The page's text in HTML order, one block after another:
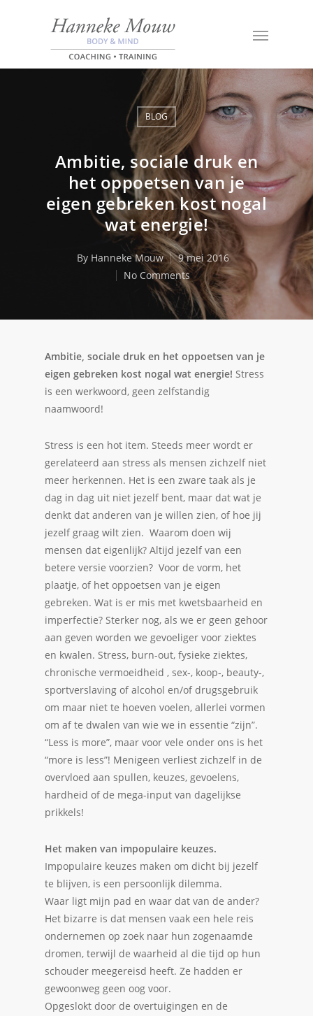
BLOG
Ambitie, sociale druk en
het oppoetsen van je
eigen gebreken kost nogal
wat energie!
By Hanneke Mouw
9 mei 2016
No Comments
Ambitie, sociale druk en het oppoetsen van je
eigen gebreken kost nogal wat energie! Stress
is een werkwoord, geen zelfstandig
naamwoord!
Stress is een hot item. Steeds meer wordt er
gerelateerd aan stress als mensen zichzelf niet
meer herkennen. Het is een zware taak als je
dag in dag uit niet jezelf bent, maar dat wat je
denkt dat anderen van je willen zien, of hoe jij
jezelf graag wilt zien. Waarom doen wij
mensen dat eigenlijk? Altijd jezelf van een
betere versie voorzien? Voor de vorm, het
plaatje, of het oppoetsen van je eigen
gebreken. Wat is er mis met kwetsbaarheid en
imperfectie? Sterker nog, als we er geen gehoor
aan geven worden we gevoeliger voor ziektes
en kwalen. Stress, burn-out, fysieke ziektes,
chronische vermoeidheid , sex-, koop-, beauty-,
sportverslaving of alcohol en/of drugsgebruik
om maar niet te hoeven voelen, allerlei vormen
om af te dwalen van wie we in essentie “zijn”.
“Less is more”, maar voor vele onder ons is het
“more is less”! Menigeen verliest zichzelf in de
overvloed aan spullen, keuzes, gevoelens,
hardheid of de mega-input van dagelijkse
prikkels!
Het maken van impopulaire keuzes.
Impopulaire keuzes maken om dicht bij jezelf
te blijven, is een persoonlijk dilemma.
Waar ligt mijn pad en waar dat van de ander?
Het bizarre is dat mensen vaak een hele reis
ondernemen op zoek naar hun zogenaamde
dromen, terwijl de waarheid al die tijd op hun
schouder meegereisd heeft. Ze hadden er
gewoonweg geen oog voor.
Opgeslokt door de overtuigingen en de